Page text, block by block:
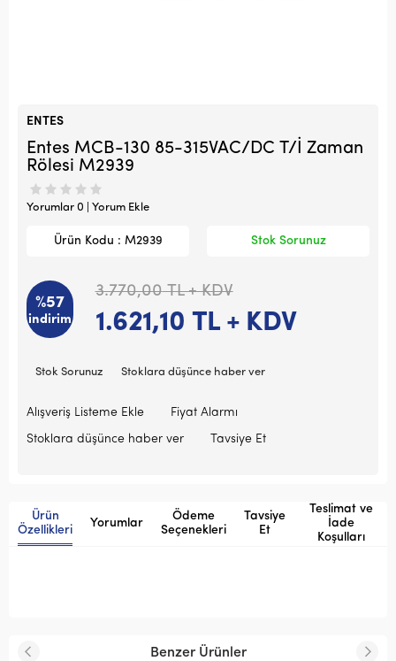
ENTES
Entes MCB-130 85-315VAC/DC T/İ Zaman
Rölesi M2939
Yorumlar 0 | Yorum Ekle
Ürün Kodu : M2939 Stok Sorunuz
%57
indirim
3.770,00TL + KDV
1.621,10 TL + KDV
Stok Sorunuz Stoklara düşünce haber ver
Alışveriş Listeme Ekle
Fiyat Alarmı
Stoklara düşünce haber ver
Tavsiye Et
Ürün
Özellikleri
Yorumlar
Ödeme
Seçenekleri
Tavsiye
Et
Teslimat ve
İade
Koşulları
Benzer Ürünler